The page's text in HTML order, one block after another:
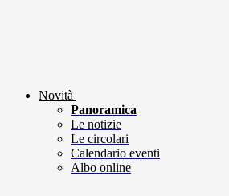
Novità
Panoramica
Le notizie
Le circolari
Calendario eventi
Albo online